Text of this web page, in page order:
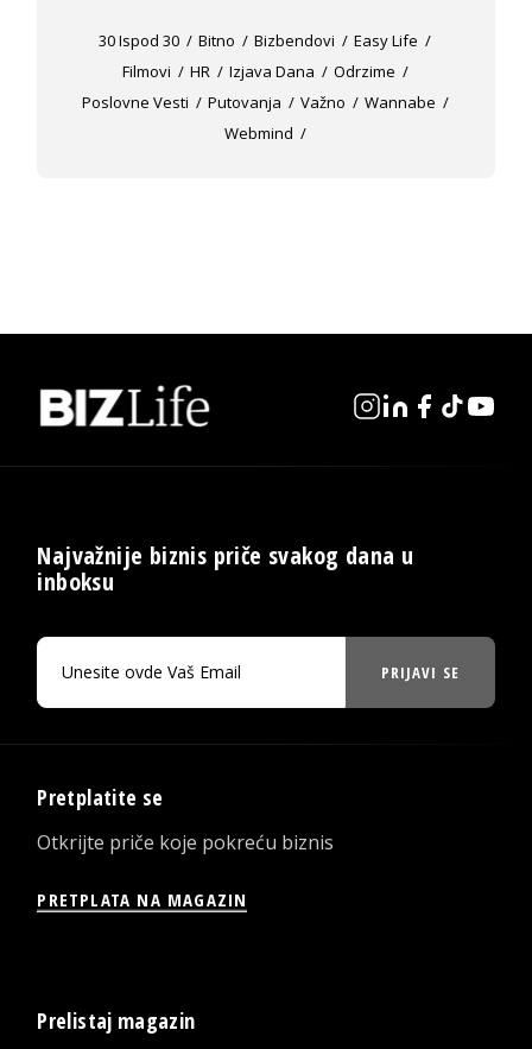
30 Ispod 30 Bitno Bizbendovi
Easy Life
Filmovi
HR Izjava Dana
Odrzime
Poslovne Vesti
Putovanja Važno
Wannabe
Webmind
Najvažnije biznis priče svakog dana u
inboksu
PRIJAVI SE
Pretplatite se
Otkrijte priče koje pokreću biznis
PRETPLATA NA MAGAZIN
Prelistaj magazin